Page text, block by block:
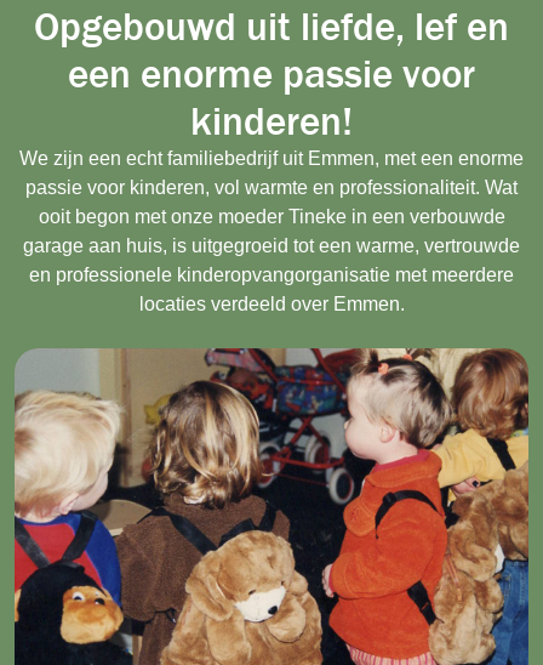
Opgebouwd uit liefde, lef en
een enorme passie voor
kinderen!
We zijn een echt familiebedrijf uit Emmen, met een enorme
passie voor kinderen, vol warmte en professionaliteit. Wat
ooit begon met onze moeder Tineke in een verbouwde
garage aan huis, is uitgegroeid tot een warme, vertrouwde
en professionele kinderopvangorganisatie met meerdere
locaties verdeeld over Emmen.